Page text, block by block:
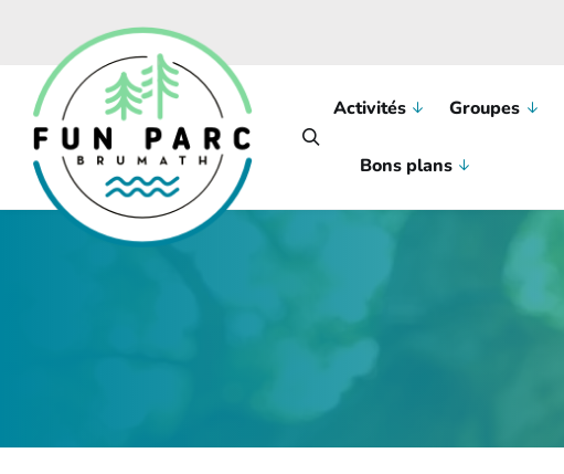
Activités Groupes
Bons plans